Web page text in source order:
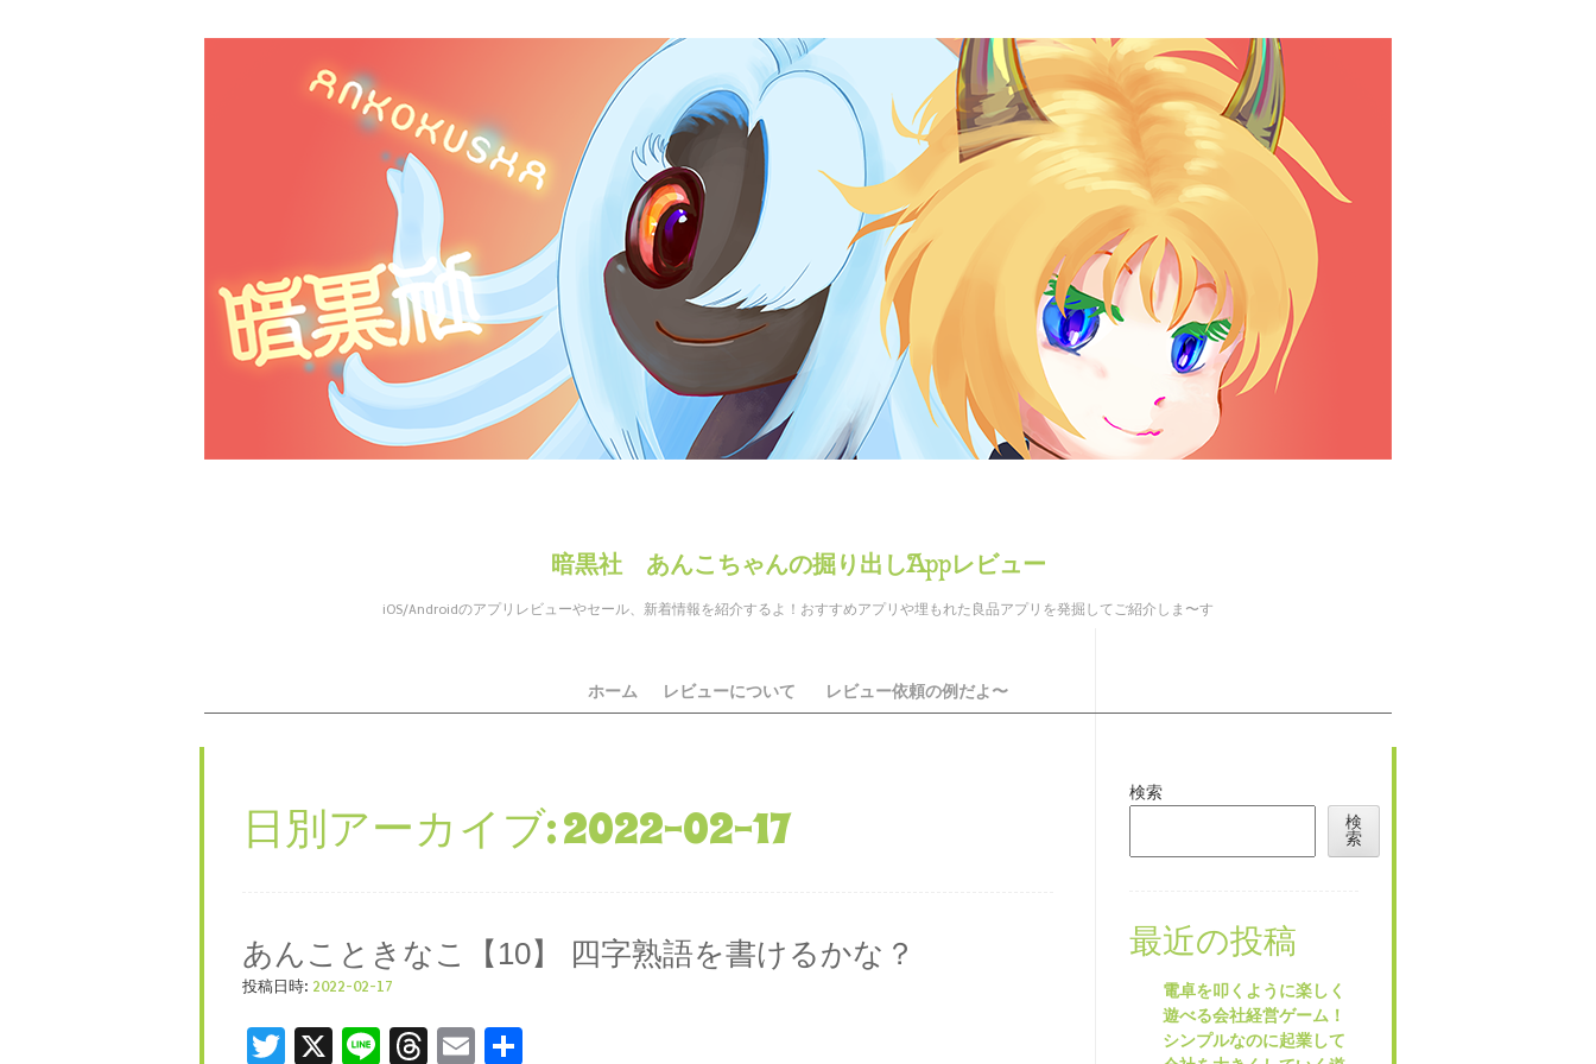
暗黒社 あんこちゃんの掘り出しAppレビュー
iOS/Androidのアプリレビューやセール、新着情報を紹介するよ！おすすめアプリや埋もれた良品アプリを発掘してご紹介しま〜す
メニュー ホーム レビューについて レビュー依頼の例だよ〜
日別アーカイブ:2022-02-17
あんこときなこ【10】 四字熟語を書けるかな？
投稿日時: 2022-02-17
Twitter
X LineThreads
Email
検索
検
索
最近の投稿
電卓を叩くように楽しく
遊べる会社経営ゲーム！
シンプルなのに起業して